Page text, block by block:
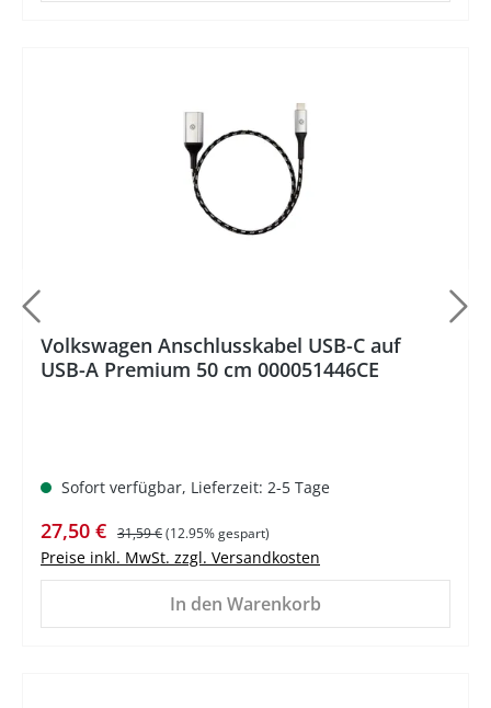
Volkswagen Anschlusskabel USB-C auf
USB-A Premium 50 cm 000051446CE
Sofort verfügbar, Lieferzeit: 2-5 Tage
Verkaufspreis:
27,50 € Regulärer Preis:
31,59 €(12.95% gespart)
Preise inkl. MwSt. zzgl. Versandkosten
In den Warenkorb